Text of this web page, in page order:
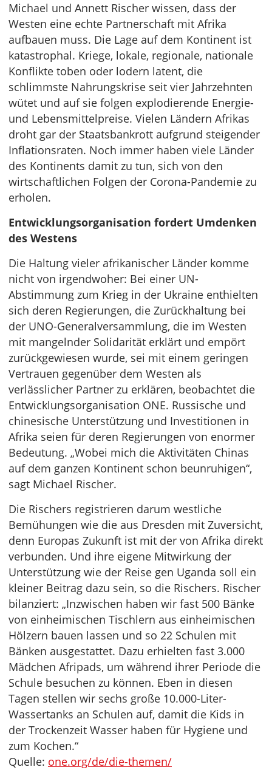
Michael und Annett Rischer wissen, dass der
Westen eine echte Partnerschaft mit Afrika
aufbauen muss. Die Lage auf dem Kontinent ist
katastrophal. Kriege, lokale, regionale, nationale
Konflikte toben oder lodern latent, die
schlimmste Nahrungskrise seit vier Jahrzehnten
wütet und auf sie folgen explodierende Energie-
und Lebensmittelpreise. Vielen Ländern Afrikas
droht gar der Staatsbankrott aufgrund steigender
Inflationsraten. Noch immer haben viele Länder
des Kontinents damit zu tun, sich von den
wirtschaftlichen Folgen der Corona-Pandemie zu
erholen.
Entwicklungsorganisation fordert Umdenken
des Westens
Die Haltung vieler afrikanischer Länder komme
nicht von irgendwoher: Bei einer UN-
Abstimmung zum Krieg in der Ukraine enthielten
sich deren Regierungen, die Zurückhaltung bei
der UNO-Generalversammlung, die im Westen
mit mangelnder Solidarität erklärt und empört
zurückgewiesen wurde, sei mit einem geringen
Vertrauen gegenüber dem Westen als
verlässlicher Partner zu erklären, beobachtet die
Entwicklungsorganisation ONE. Russische und
chinesische Unterstützung und Investitionen in
Afrika seien für deren Regierungen von enormer
Bedeutung. „Wobei mich die Aktivitäten Chinas
auf dem ganzen Kontinent schon beunruhigen“,
sagt Michael Rischer.
Die Rischers registrieren darum westliche
Bemühungen wie die aus Dresden mit Zuversicht,
denn Europas Zukunft ist mit der von Afrika direkt
verbunden. Und ihre eigene Mitwirkung der
Unterstützung wie der Reise gen Uganda soll ein
kleiner Beitrag dazu sein, so die Rischers. Rischer
bilanziert: „Inzwischen haben wir fast 500 Bänke
von einheimischen Tischlern aus einheimischen
Hölzern bauen lassen und so 22 Schulen mit
Bänken ausgestattet. Dazu erhielten fast 3.000
Mädchen Afripads, um während ihrer Periode die
Schule besuchen zu können. Eben in diesen
Tagen stellen wir sechs große 10.000-Liter-
Wassertanks an Schulen auf, damit die Kids in
der Trockenzeit Wasser haben für Hygiene und
zum Kochen.“
Quelle: one.org/de/die-themen/